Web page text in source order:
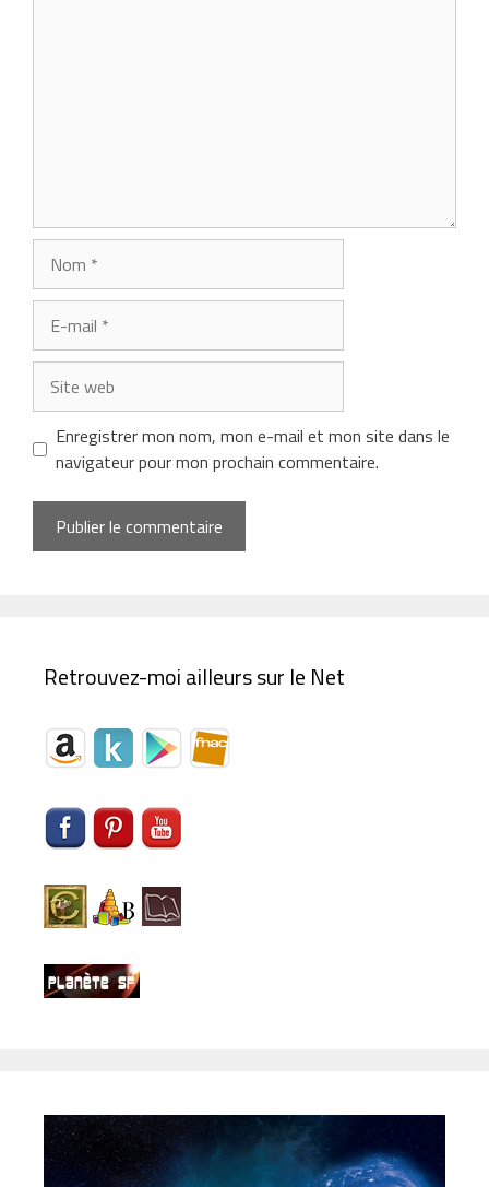
mail
web
Enregistrer mon nom, mon e-mail et mon site dans le
navigateur pour mon prochain commentaire.
Retrouvez-moi ailleurs sur le Net